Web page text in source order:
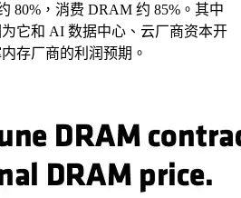
80%，消费 DRAM 约 85%。其中
它和 AI 数据中心、云厂商资本开
存厂商的利润预期。